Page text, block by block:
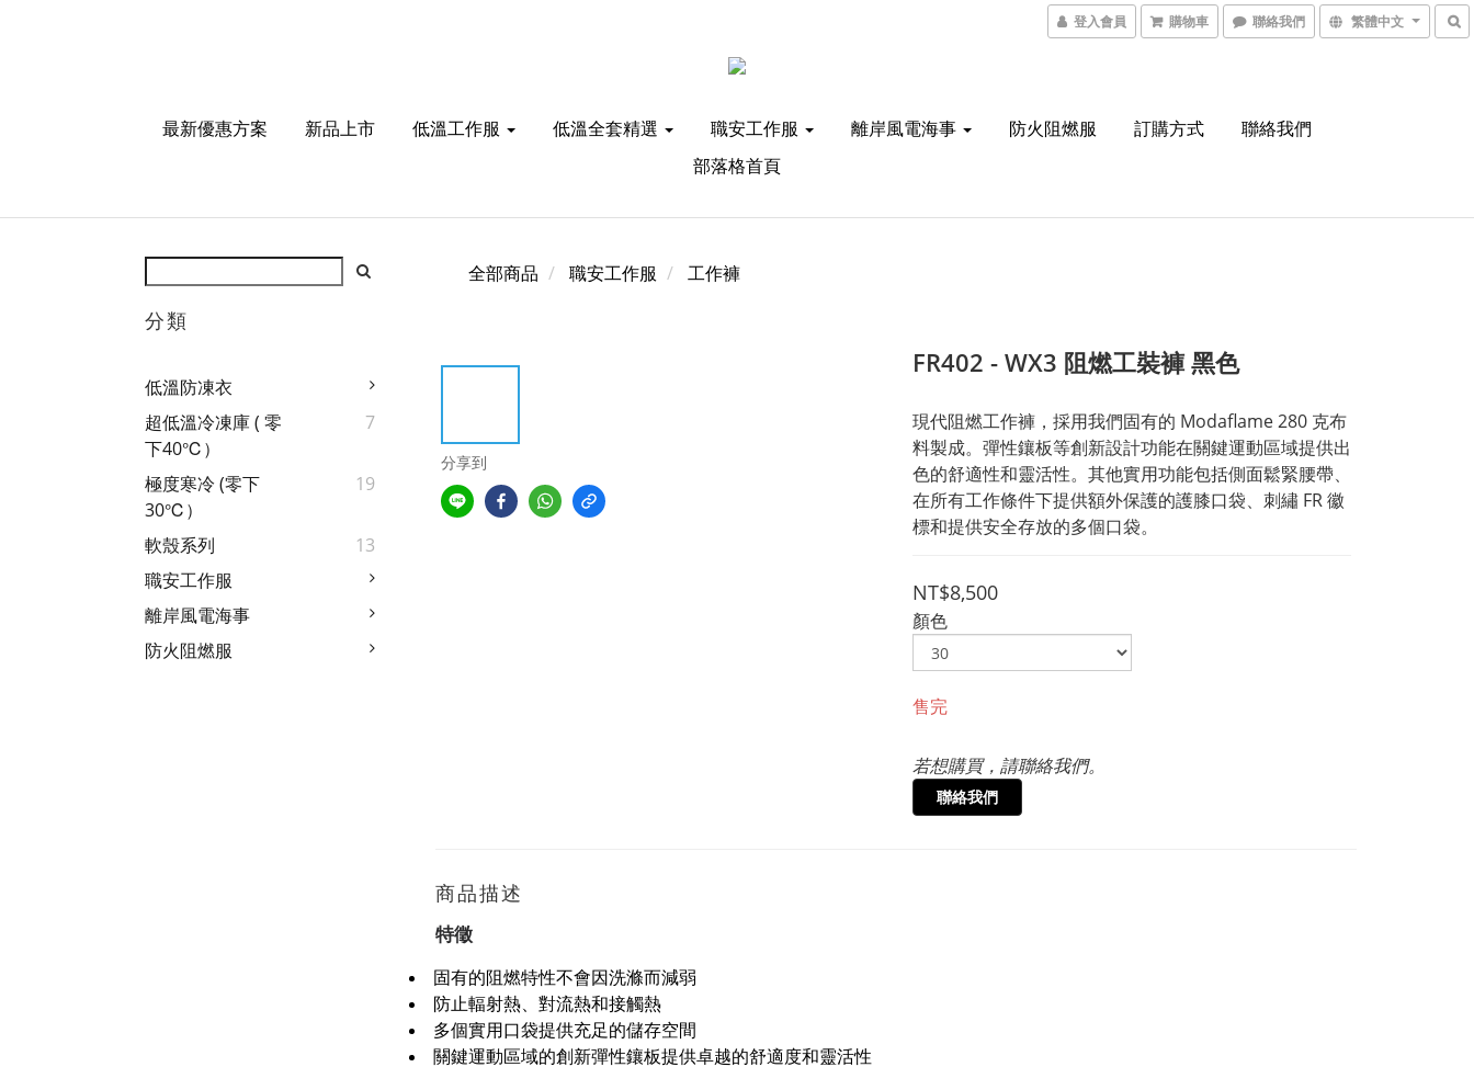
登入會員 購物車 聯絡我們 繁體中文
最新優惠方案 新品上市 低溫工作服 低溫全套精選 職安工作服 離岸風電海事 防火阻燃服 訂購方式
聯絡我們
部落格首頁
分類
低溫防凍衣
超低溫冷凍庫 ( 零
下40℃）
7
極度寒冷 (零下
30℃）
19
軟殼系列
13
職安工作服
離岸風電海事
防火阻燃服
全部商品 職安工作服 工作褲
分享到
FR402 - WX3 阻燃工裝褲 黑色
現代阻燃工作褲，採用我們固有的 Modaflame 280 克布
料製成。彈性鑲板等創新設計功能在關鍵運動區域提供出
色的舒適性和靈活性。其他實用功能包括側面鬆緊腰帶、
在所有工作條件下提供額外保護的護膝口袋、刺繡 FR 徽
標和提供安全存放的多個口袋。
NT$8,500
顏色
售完
若想購買，請聯絡我們。
聯絡我們
商品描述
特徵
固有的阻燃特性不會因洗滌而減弱
防止輻射熱、對流熱和接觸熱
多個實用口袋提供充足的儲存空間
關鍵運動區域的創新彈性鑲板提供卓越的舒適度和靈活性